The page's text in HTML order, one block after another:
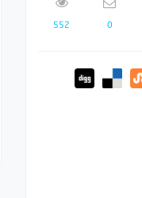
0
552